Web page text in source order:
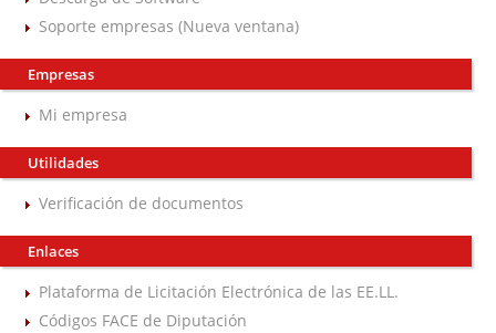
Soporte empresas (Nueva ventana)
Empresas
Mi empresa
Utilidades
Verificación de documentos
Enlaces
Plataforma de Licitación Electrónica de las EE.LL.
Códigos FACE de Diputación